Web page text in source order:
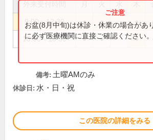
9:00～12:30 ● ● ●
15:00～18:30 ● ● ●
お盆(8月中旬)は休診・休業の場合があ
に必ず医療機関に直接ご確認ください。
備考: 土曜AMのみ
休診日: 水・日・祝
この医院の詳細をみる